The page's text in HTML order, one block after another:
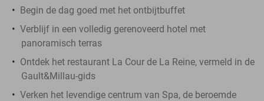
Begin de dag goed met het ontbijtbuffet
Verblijf in een volledig gerenoveerd hotel met
panoramisch terras
Ontdek het restaurant La Cour de La Reine, vermeld in de
Gault&Millau-gids
Verken het levendige centrum van Spa, de beroemde